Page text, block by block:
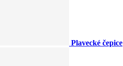
Plavecké čepice